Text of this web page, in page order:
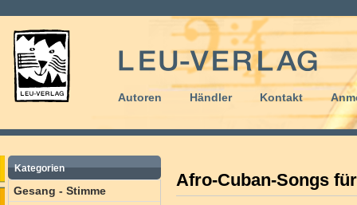
Autoren Händler Kontakt
Kategorien
Gesang - Stimme
Afro-Cuban-Songs